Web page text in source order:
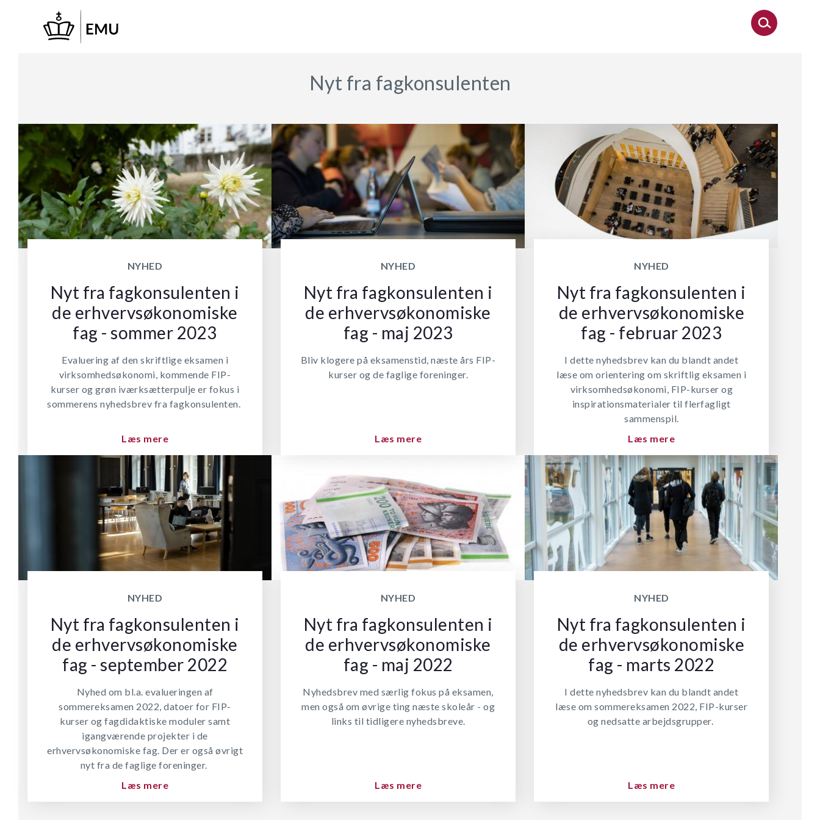
hovedindhold
Nyt fra fagkonsulenten
NYHED
Nyt fra fagkonsulenten i
de erhvervsøkonomiske
fag - sommer 2023
Evaluering af den skriftlige eksamen i
virksomhedsøkonomi, kommende FIP-
kurser og grøn iværksætterpulje er fokus i
sommerens nyhedsbrev fra fagkonsulenten.
Læs mere
NYHED
Nyt fra fagkonsulenten i
de erhvervsøkonomiske
fag - maj 2023
Bliv klogere på eksamenstid, næste års FIP-
kurser og de faglige foreninger.
Læs mere
NYHED
Nyt fra fagkonsulenten i
de erhvervsøkonomiske
fag - februar 2023
I dette nyhedsbrev kan du blandt andet
læse om orientering om skriftlig eksamen i
virksomhedsøkonomi, FIP-kurser og
inspirationsmaterialer til flerfagligt
sammenspil.
Læs mere
NYHED
Nyt fra fagkonsulenten i
de erhvervsøkonomiske
fag - september 2022
Nyhed om bl.a. evalueringen af
sommereksamen 2022, datoer for FIP-
kurser og fagdidaktiske moduler samt
igangværende projekter i de
erhvervsøkonomiske fag. Der er også øvrigt
nyt fra de faglige foreninger.
Læs mere
NYHED
Nyt fra fagkonsulenten i
de erhvervsøkonomiske
fag - maj 2022
Nyhedsbrev med særlig fokus på eksamen,
men også om øvrige ting næste skoleår - og
links til tidligere nyhedsbreve.
Læs mere
NYHED
Nyt fra fagkonsulenten i
de erhvervsøkonomiske
fag - marts 2022
I dette nyhedsbrev kan du blandt andet
læse om sommereksamen 2022, FIP-kurser
og nedsatte arbejdsgrupper.
Læs mere